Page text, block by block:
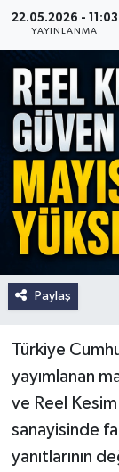
22.05.2026 - 11:03
YAYINLANMA
Paylaş
Türkiye
yayımlanan
ve Reel
sanayisinde
yanıtlarının